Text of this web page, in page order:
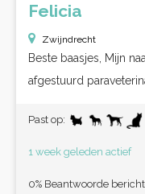
Felicia
Zwijndrecht
Beste baasjes, Mijn
afgestuurd
Past op:
1 week geleden actief
0% Beantwoorde